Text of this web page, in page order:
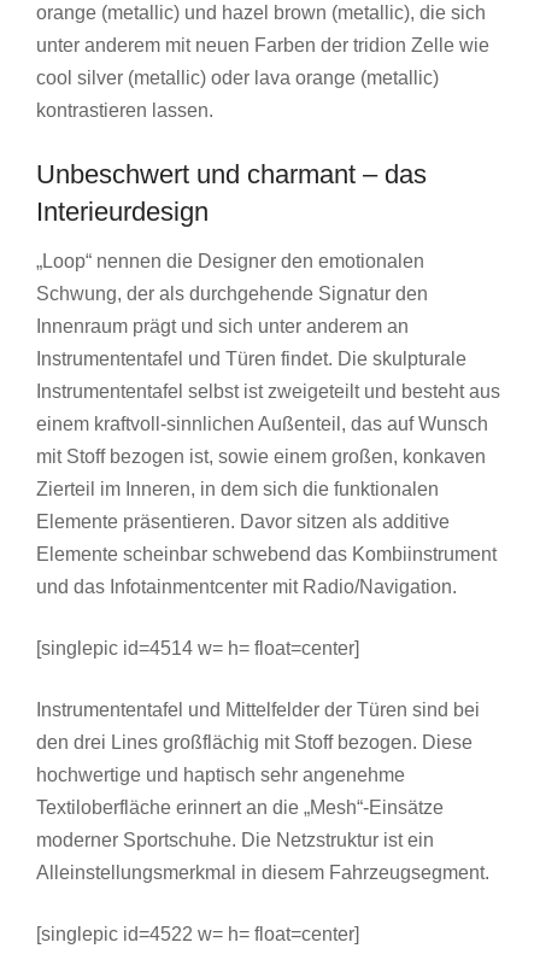
orange (metallic) und hazel brown (metallic), die sich
unter anderem mit neuen Farben der tridion Zelle wie
cool silver (metallic) oder lava orange (metallic)
kontrastieren lassen.
Unbeschwert und charmant – das
Interieurdesign
„Loop“ nennen die Designer den emotionalen
Schwung, der als durchgehende Signatur den
Innenraum prägt und sich unter anderem an
Instrumententafel und Türen findet. Die skulpturale
Instrumententafel selbst ist zweigeteilt und besteht aus
einem kraftvoll-sinnlichen Außenteil, das auf Wunsch
mit Stoff bezogen ist, sowie einem großen, konkaven
Zierteil im Inneren, in dem sich die funktionalen
Elemente präsentieren. Davor sitzen als additive
Elemente scheinbar schwebend das Kombiinstrument
und das Infotainmentcenter mit Radio/Navigation.
[singlepic id=4514 w= h= float=center]
Instrumententafel und Mittelfelder der Türen sind bei
den drei Lines großflächig mit Stoff bezogen. Diese
hochwertige und haptisch sehr angenehme
Textiloberfläche erinnert an die „Mesh“-Einsätze
moderner Sportschuhe. Die Netzstruktur ist ein
Alleinstellungsmerkmal in diesem Fahrzeugsegment.
[singlepic id=4522 w= h= float=center]